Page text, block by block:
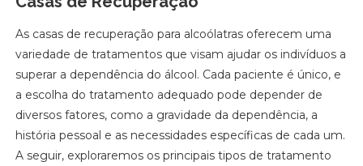
As casas de recuperação para alcoólatras oferecem uma
variedade de tratamentos que visam ajudar os indivíduos a
superar a dependência do álcool. Cada paciente é único, e
a escolha do tratamento adequado pode depender de
diversos fatores, como a gravidade da dependência, a
história pessoal e as necessidades específicas de cada um.
A seguir, exploraremos os principais tipos de tratamento